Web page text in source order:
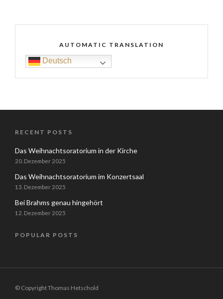
AUTOMATIC TRANSLATION
Deutsch
RECENT POSTS
Das Weihnachtsoratorium in der Kirche
20. Dezember 2025
Das Weihnachtsoratorium im Konzertsaal
13. Dezember 2025
Bei Brahms genau hingehört
12. Dezember 2025
POPULAR POSTS
© Copyright Thomas Hetschold